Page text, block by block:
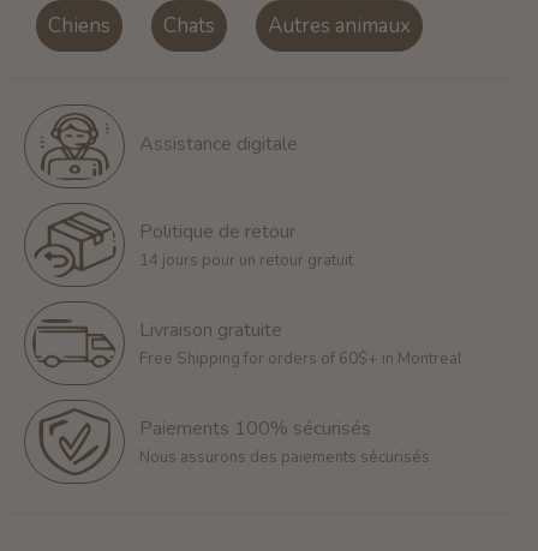
Chiens Chats Autres animaux
Assistance digitale
Politique de retour
14 jours pour un retour gratuit
Livraison gratuite
Free Shipping for orders of 60$+ in Montreal
Paiements 100% sécurisés
Nous assurons des paiements sécurisés